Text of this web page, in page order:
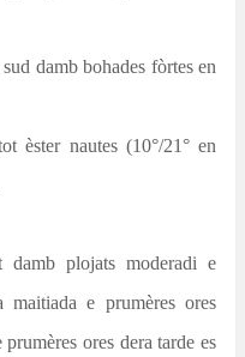
damb bohades fòrtes en
èster nautes (10°/21° en
damb plojats moderadi e
maitiada e prumères ores
ores dera tarde es